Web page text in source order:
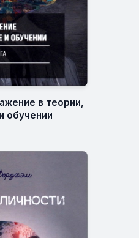
в теории,
обучении